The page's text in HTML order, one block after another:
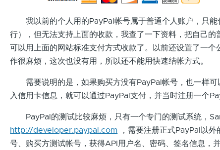
我以前的个人用的PayPal帐号属于普通个人账户，只能
行），但无法支持上面的收款，我查了一下资料，把自己
可以用上面的网站标准支付方式收款了。以前还设置了一
作很麻烦，这次也没有用，所以还不能用快速结帐方式。
需要说明的是，如果购买方没有PayPal帐号，也一样可
入信用卡信息，就可以通过PayPal支付，并当时注册一个
PayPal的测试比较麻烦，只有一个专门的测试系统，
http://developer.paypal.com ，需要注册正式PayPal以
号、购买方测试帐号，获得API用户名、密码、签名信息，